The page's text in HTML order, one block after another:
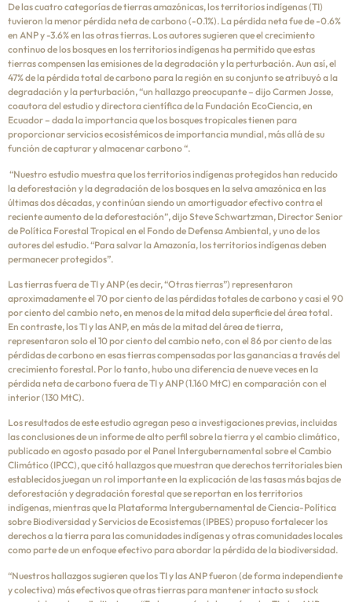
De las cuatro categorías de tierras amazónicas, los territorios indígenas (TI)
tuvieron la menor pérdida neta de carbono (-0.1%). La pérdida neta fue de -0.6%
en ANP y -3.6% en las otras tierras. Los autores sugieren que el crecimiento
continuo de los bosques en los territorios indígenas ha permitido que estas
tierras compensen las emisiones de la degradación y la perturbación. Aun así, el
47% de la pérdida total de carbono para la región en su conjunto se atribuyó a la
degradación y la perturbación, “un hallazgo preocupante – dijo Carmen Josse,
coautora del estudio y directora científica de la Fundación EcoCiencia, en
Ecuador – dada la importancia que los bosques tropicales tienen para
proporcionar servicios ecosistémicos de importancia mundial, más allá de su
función de capturar y almacenar carbono “.
“Nuestro estudio muestra que los territorios indígenas protegidos han reducido
la deforestación y la degradación de los bosques en la selva amazónica en las
últimas dos décadas, y continúan siendo un amortiguador efectivo contra el
reciente aumento de la deforestación”, dijo Steve Schwartzman, Director Senior
de Política Forestal Tropical en el Fondo de Defensa Ambiental, y uno de los
autores del estudio. “Para salvar la Amazonía, los territorios indígenas deben
permanecer protegidos”.
Las tierras fuera de TI y ANP (es decir, “Otras tierras”) representaron
aproximadamente el 70 por ciento de las pérdidas totales de carbono y casi el 90
por ciento del cambio neto, en menos de la mitad dela superficie del área total.
En contraste, los TI y las ANP, en más de la mitad del área de tierra,
representaron solo el 10 por ciento del cambio neto, con el 86 por ciento de las
pérdidas de carbono en esas tierras compensadas por las ganancias a través del
crecimiento forestal. Por lo tanto, hubo una diferencia de nueve veces en la
pérdida neta de carbono fuera de TI y ANP (1.160 MtC) en comparación con el
interior (130 MtC).
Los resultados de este estudio agregan peso a investigaciones previas, incluidas
las conclusiones de un informe de alto perfil sobre la tierra y el cambio climático,
publicado en agosto pasado por el Panel Intergubernamental sobre el Cambio
Climático (IPCC), que citó hallazgos que muestran que derechos territoriales bien
establecidos juegan un rol importante en la explicación de las tasas más bajas de
deforestación y degradación forestal que se reportan en los territorios
indígenas, mientras que la Plataforma Intergubernamental de Ciencia-Política
sobre Biodiversidad y Servicios de Ecosistemas (IPBES) propuso fortalecer los
derechos a la tierra para las comunidades indígenas y otras comunidades locales
como parte de un enfoque efectivo para abordar la pérdida de la biodiversidad.
“Nuestros hallazgos sugieren que los TI y las ANP fueron (de forma independiente
y colectiva) más efectivos que otras tierras para mantener intacto su stock